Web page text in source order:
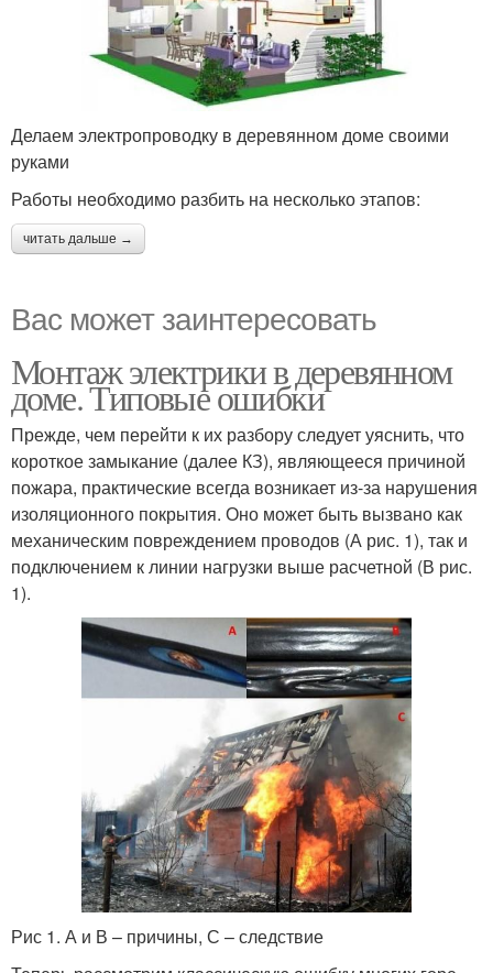
Делаем электропроводку в деревянном доме своими
руками
Работы необходимо разбить на несколько этапов:
читать дальше →
Вас может заинтересовать
Монтаж электрики в деревянном
доме. Типовые ошибки
Прежде, чем перейти к их разбору следует уяснить, что
короткое замыкание (далее КЗ), являющееся причиной
пожара, практические всегда возникает из-за нарушения
изоляционного покрытия. Оно может быть вызвано как
механическим повреждением проводов (А рис. 1), так и
подключением к линии нагрузки выше расчетной (В рис.
1).
Рис 1. А и В – причины, С – следствие